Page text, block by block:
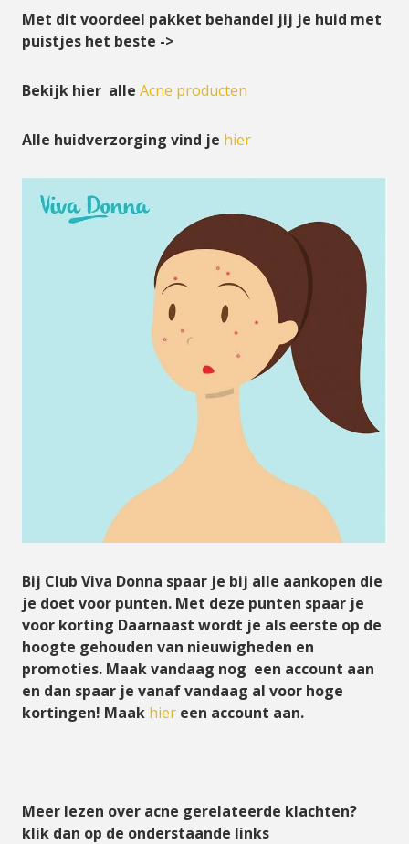
Met dit voordeel pakket behandel jij je huid met
puistjes het beste ->
Bekijk hier alle Acne producten
Alle huidverzorging vind je hier
Bij Club Viva Donna spaar je bij alle aankopen die
je doet voor punten. Met deze punten spaar je
voor korting Daarnaast wordt je als eerste op de
hoogte gehouden van nieuwigheden en
promoties. Maak vandaag nog een account aan
en dan spaar je vanaf vandaag al voor hoge
kortingen! Maak hier een account aan.
Meer lezen over acne gerelateerde klachten?
klik dan op de onderstaande links